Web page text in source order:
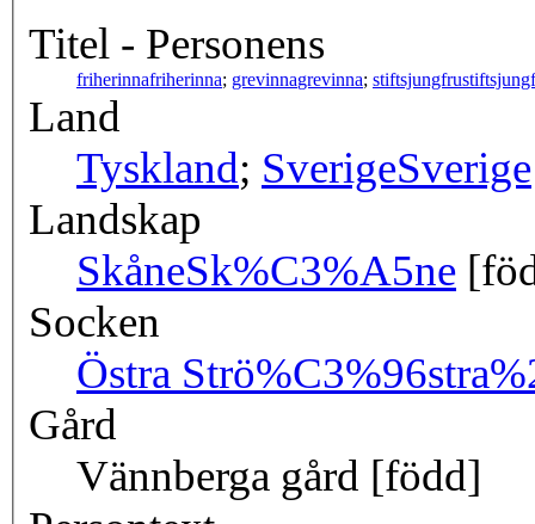
Titel - Personens
friherinnafriherinna; grevinnagrevinna; stiftsjungfru
Land
Tyskland; SverigeSverige
Landskap
SkåneSk%C3%A5ne
Socken
Östra Strö
Gård
Vännberga gård [född]